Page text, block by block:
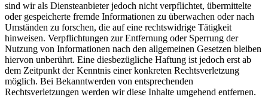
sind wir als Diensteanbieter jedoch nicht verpflichtet, übermittelte
oder gespeicherte fremde Informationen zu überwachen oder nach
Umständen zu forschen, die auf eine rechtswidrige Tätigkeit
hinweisen. Verpflichtungen zur Entfernung oder Sperrung der
Nutzung von Informationen nach den allgemeinen Gesetzen bleiben
hiervon unberührt. Eine diesbezügliche Haftung ist jedoch erst ab
dem Zeitpunkt der Kenntnis einer konkreten Rechtsverletzung
möglich. Bei Bekanntwerden von entsprechenden
Rechtsverletzungen werden wir diese Inhalte umgehend entfernen.